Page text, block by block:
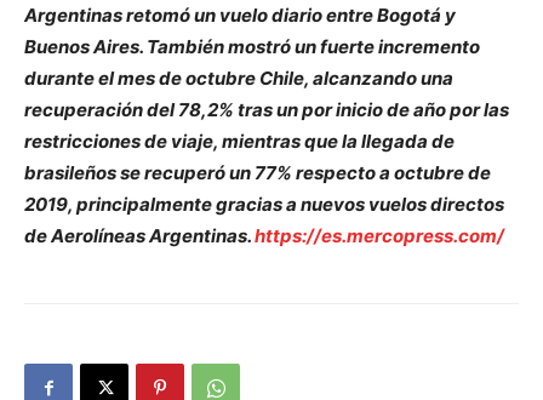
Argentinas retomó un vuelo diario entre Bogotá y
Buenos Aires. También mostró un fuerte incremento
durante el mes de octubre Chile, alcanzando una
recuperación del 78,2% tras un por inicio de año por las
restricciones de viaje, mientras que la llegada de
brasileños se recuperó un 77% respecto a octubre de
2019, principalmente gracias a nuevos vuelos directos
de Aerolíneas Argentinas.https://es.mercopress.com/